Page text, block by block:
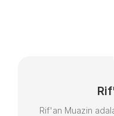
Rif'an Muazin